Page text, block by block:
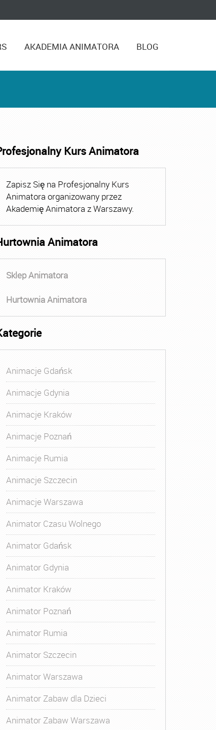
AKADEMIA ANIMATORA BLOG
Animatora Czasu Wolnego Warszawa
Kurs Animatora
Zapisz Się na Profesjonalny Kurs
Animatora organizowany przez
Akademię Animatora z Warszawy.
Animatora
Sklep Animatora
Hurtownia Animatora
Animacje Gdańsk
Animacje Gdynia
Animacje Kraków
Animacje Poznań
Animacje Rumia
Animacje Szczecin
Animacje Warszawa
Animator Czasu Wolnego
Animator Gdańsk
Animator Gdynia
Animator Kraków
Animator Poznań
Animator Rumia
Animator Szczecin
Animator Warszawa
Animator Zabaw dla Dzieci
Animator Zabaw Warszawa